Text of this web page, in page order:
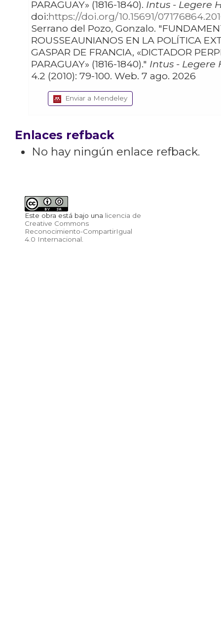
PARAGUAY» (1816-1840). Intus - Legere
doi:https://doi.org/10.15691/
Serrano del Pozo, Gonzalo. "FUNDAMENTOS
ROUSSEAUNIANOS EN LA POLÍTICA
GASPAR DE FRANCIA, «DICTADOR
PARAGUAY» (1816-1840)." Intus - Legere
4.2 (2010): 79-100. Web. 7 ago. 2026
Enviar a Mendeley
Enlaces refback
No hay ningún enlace refback.
Este obra está bajo una licencia de
Creative Commons
Reconocimiento-CompartirIgual
4.0 Internacional.